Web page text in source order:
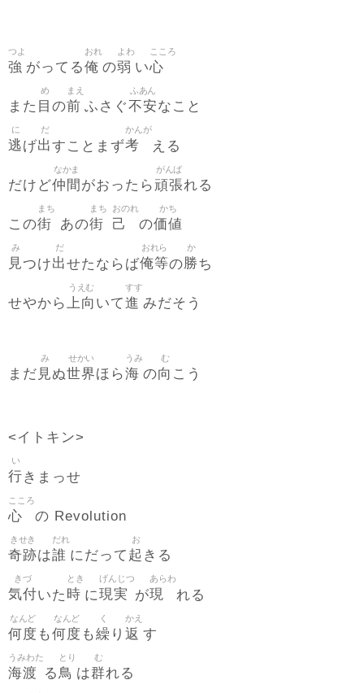
強
つよ
がってる俺
おれ
の弱
よわ
い心
こころ
また 目
め
の前
まえ
ふさぐ不安
ふあん
なこと
逃
に
げ出
だ
すことまず考
かんが
える
だけど仲間
なかま
がおったら頑張
がんば
れる
この街
まち
あの街
まち
己
おのれ
の価値
かち
見
み
つけ出
だ
せたならば俺等
おれら
の勝
か
ち
せやから 上向
うえむ
いて進
すす
みだそう
まだ 見
み
ぬ世界
せかい
ほら海
うみ
の向
む
こう
<イトキン>
行
い
きまっせ
心
こころ
の Revolution
奇跡
きせき
は誰
だれ
にだって 起
お
きる
気付
きづ
いた 時
とき
に現実
げんじつ
が現
あらわ
れる
何度
なんど
も何度
なんど
も繰
く
り 返
かえ
す
海渡
うみわた
る鳥
とり
は群
む
れる